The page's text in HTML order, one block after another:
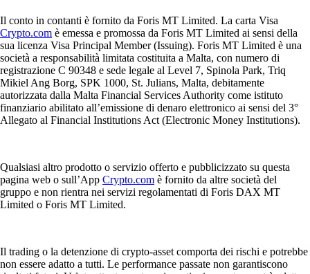
Il conto in contanti è fornito da Foris MT Limited. La carta Visa
Crypto.com è emessa e promossa da Foris MT Limited ai sensi della
sua licenza Visa Principal Member (Issuing). Foris MT Limited è una
società a responsabilità limitata costituita a Malta, con numero di
registrazione C 90348 e sede legale al Level 7, Spinola Park, Triq
Mikiel Ang Borg, SPK 1000, St. Julians, Malta, debitamente
autorizzata dalla Malta Financial Services Authority come istituto
finanziario abilitato all’emissione di denaro elettronico ai sensi del 3°
Allegato al Financial Institutions Act (Electronic Money Institutions).
Qualsiasi altro prodotto o servizio offerto e pubblicizzato su questa
pagina web o sull’App Crypto.com è fornito da altre società del
gruppo e non rientra nei servizi regolamentati di Foris DAX MT
Limited o Foris MT Limited.
Il trading o la detenzione di crypto-asset comporta dei rischi e potrebbe
non essere adatto a tutti. Le performance passate non garantiscono